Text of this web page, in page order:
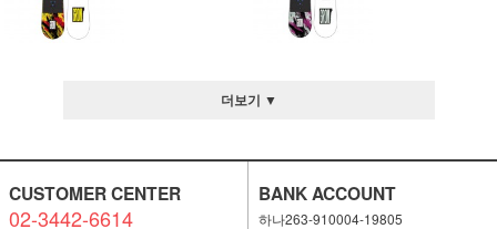
더보기 ▼
CUSTOMER CENTER
02-3442-6614
BANK ACCOUNT
하나263-910004-19805